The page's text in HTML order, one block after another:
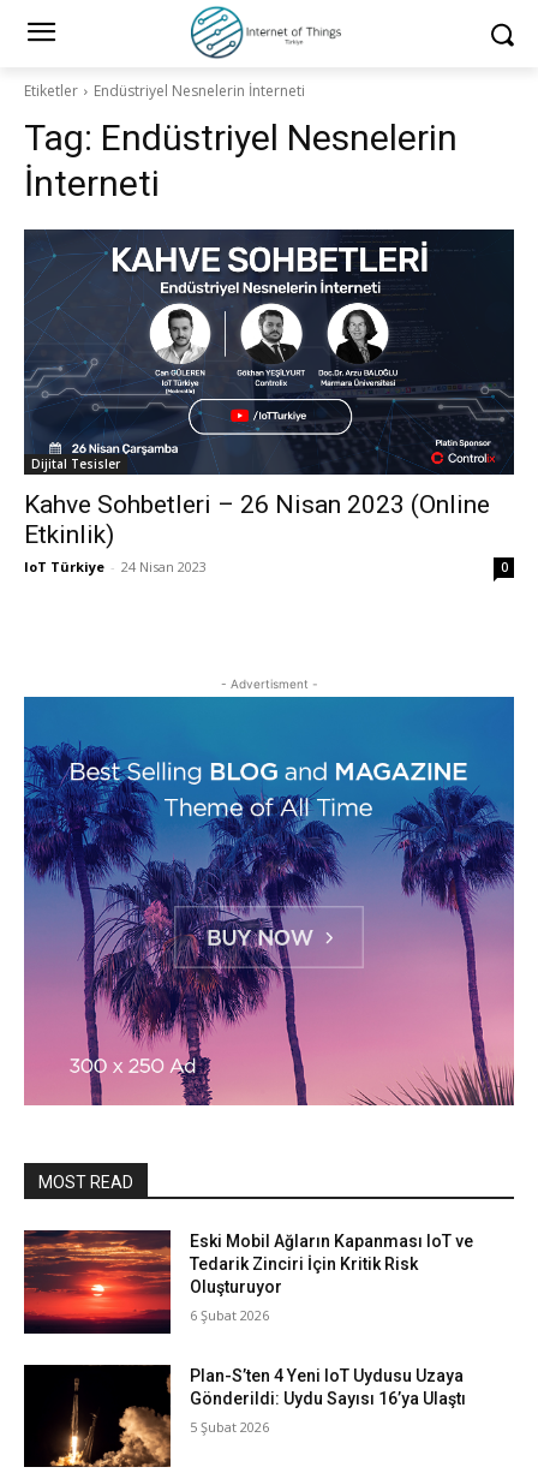
Etiketler Endüstriyel Nesnelerin İnterneti
Tag: Endüstriyel Nesnelerin
İnterneti
Dijital Tesisler
Kahve Sohbetleri – 26 Nisan 2023 (Online
Etkinlik)
IoT Türkiye - 24 Nisan 2023 0
- Advertisment -
MOST READ
Eski Mobil Ağların Kapanması IoT ve
Tedarik Zinciri İçin Kritik Risk
Oluşturuyor
6 Şubat 2026
Plan-S’ten 4 Yeni IoT Uydusu Uzaya
Gönderildi: Uydu Sayısı 16’ya Ulaştı
5 Şubat 2026